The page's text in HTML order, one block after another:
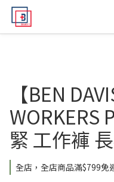
【BEN
WORKERS
緊 工作褲
全店，全店商品滿$799免